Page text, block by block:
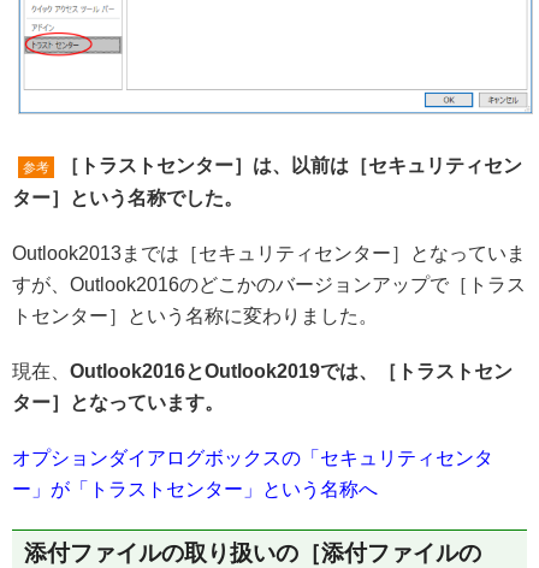
参考
［トラストセンター］は、以前は［セキュリティセン
ター］という名称でした。
Outlook2013までは［セキュリティセンター］となっていま
すが、Outlook2016のどこかのバージョンアップで［トラス
トセンター］という名称に変わりました。
現在、 Outlook2016とOutlook2019では、［トラストセン
ター］となっています。
オプションダイアログボックスの「セキュリティセンタ
ー」が「トラストセンター」という名称へ
添付ファイルの取り扱いの［添付ファイルの